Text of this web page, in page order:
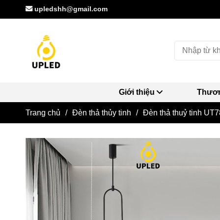
upledshh@gmail.com
Giới thiệu
Trang chủ / Đèn thả thủy tinh / Đèn thả thuỷ tinh